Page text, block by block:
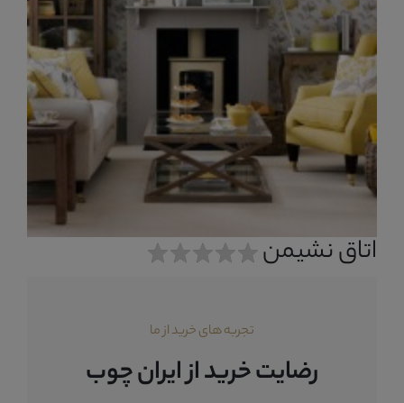
اتاق نشیمن
تجربه های خرید از ما
رضایت خرید از ایران چوب